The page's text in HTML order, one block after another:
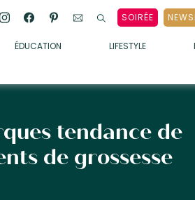
SOIRÉE
ÉDUCATION LIFESTYLE
tendance de
de grossesse